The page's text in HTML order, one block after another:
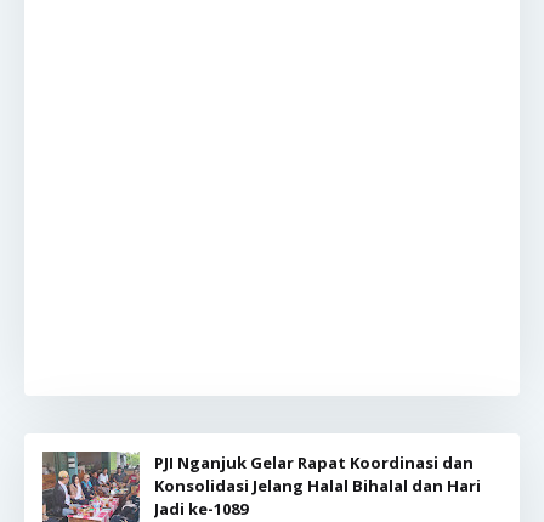
PJI Nganjuk Gelar Rapat Koordinasi dan
Konsolidasi Jelang Halal Bihalal dan Hari
Jadi ke-1089